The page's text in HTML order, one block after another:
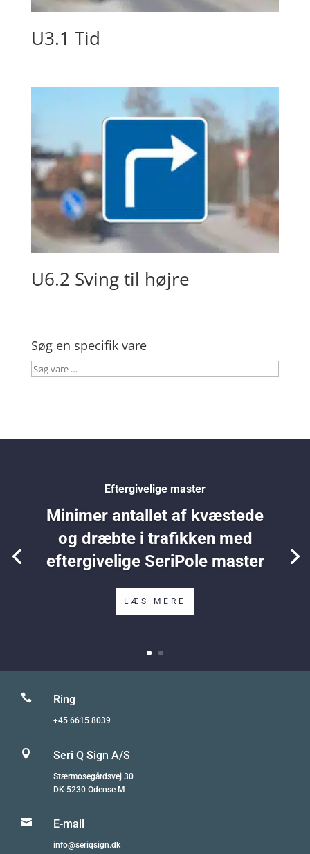
U3.1 Tid
U6.2 Sving til højre
Søg en specifik vare
Søg
Eftergivelige master
Minimer antallet af kvæstede
og dræbte i trafikken med
eftergivelige SeriPole master
LÆS MERE
 Ring
+45 6615 8039
 Seri Q Sign A/S
Stærmosegårdsvej 30
DK-5230 Odense M
 E-mail
info@seriqsign.dk